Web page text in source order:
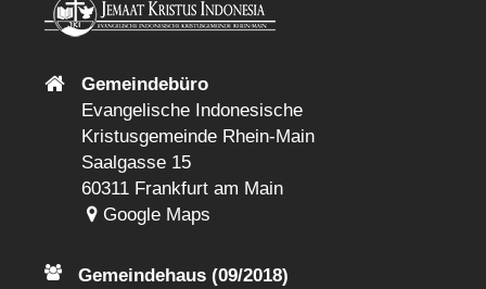
Gemeindebüro
Evangelische Indonesische
Kristusgemeinde Rhein-Main
Saalgasse 15
60311 Frankfurt am Main
Google Maps
Gemeindehaus (09/2018)